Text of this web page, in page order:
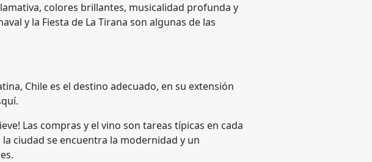
colores brillantes, musicalidad profunda y
y la Fiesta de La Tirana son algunas de las
Chile es el destino adecuado, en su extensión
Las compras y el vino son tareas típicas en cada
ciudad se encuentra la modernidad y un